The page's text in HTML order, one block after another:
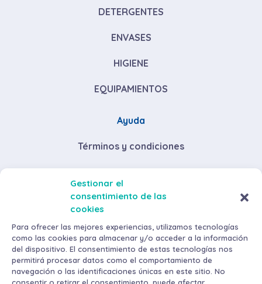
Gestionar el
consentimiento de las
cookies
Para ofrecer las mejores experiencias, utilizamos tecnologías
como las cookies para almacenar y/o acceder a la información
del dispositivo. El consentimiento de estas tecnologías nos
permitirá procesar datos como el comportamiento de
navegación o las identificaciones únicas en este sitio. No
DETERGENTES
ENVASES
HIGIENE
EQUIPAMIENTOS
Ayuda
Términos y condiciones
Descuentos por volumen de compra
Envíos y devoluciones
Métodos de pago